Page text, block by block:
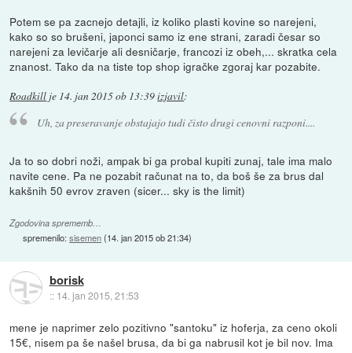
Potem se pa zacnejo detajli, iz koliko plasti kovine so narejeni,
kako so so brušeni, japonci samo iz ene strani, zaradi česar so
narejeni za levičarje ali desničarje, francozi iz obeh,... skratka cela
znanost. Tako da na tiste top shop igračke zgoraj kar pozabite.
Roadkill je 14. jan 2015 ob 13:39izjavil:
Uh, za preseravanje obstajajo tudi čisto drugi cenovni razponi....
Ja to so dobri noži, ampak bi ga probal kupiti zunaj, tale ima malo
navite cene. Pa ne pozabit računat na to, da boš še za brus dal
kakšnih 50 evrov zraven (sicer... sky is the limit)
Zgodovina sprememb…
spremenilo:sisemen(14. jan 2015 ob 21:34)
borisk
:: 14. jan 2015, 21:53
mene je naprimer zelo pozitivno "santoku" iz hoferja, za ceno okoli
15€, nisem pa še našel brusa, da bi ga nabrusil kot je bil nov. Ima